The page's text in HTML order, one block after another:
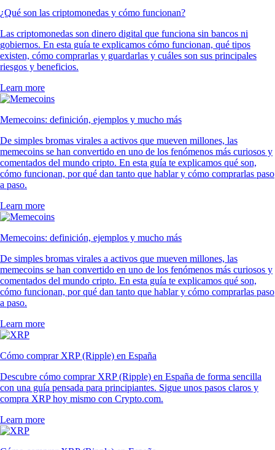
¿Qué son las criptomonedas y cómo funcionan?
Las criptomonedas son dinero digital que funciona sin bancos ni
gobiernos. En esta guía te explicamos cómo funcionan, qué tipos
existen, cómo comprarlas y guardarlas y cuáles son sus principales
riesgos y beneficios.
Learn more
Memecoins: definición, ejemplos y mucho más
De simples bromas virales a activos que mueven millones, las
memecoins se han convertido en uno de los fenómenos más curiosos y
comentados del mundo cripto. En esta guía te explicamos qué son,
cómo funcionan, por qué dan tanto que hablar y cómo comprarlas paso
a paso.
Learn more
Memecoins: definición, ejemplos y mucho más
De simples bromas virales a activos que mueven millones, las
memecoins se han convertido en uno de los fenómenos más curiosos y
comentados del mundo cripto. En esta guía te explicamos qué son,
cómo funcionan, por qué dan tanto que hablar y cómo comprarlas paso
a paso.
Learn more
Cómo comprar XRP (Ripple) en España
Descubre cómo comprar XRP (Ripple) en España de forma sencilla
con una guía pensada para principiantes. Sigue unos pasos claros y
compra XRP hoy mismo con Crypto.com.
Learn more